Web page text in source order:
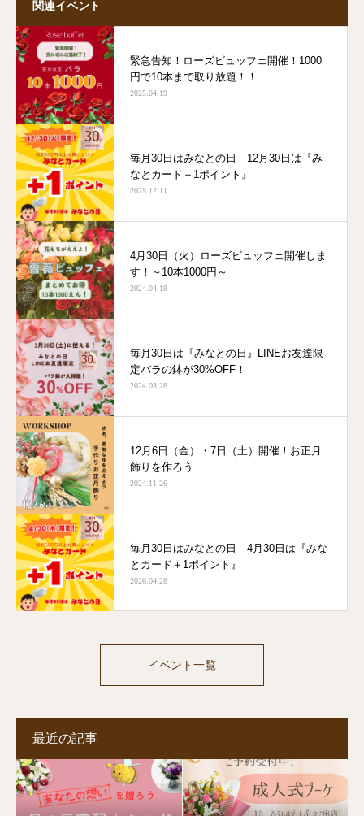
関連イベント
緊急告知！ローズビュッフェ開催！1000
円で10本まで取り放題！！
2025.04.19
毎月30日はみなとの日 12月30日は『み
なとカード＋1ポイント』
2025.12.11
4月30日（火）ローズビュッフェ開催しま
す！～10本1000円～
2024.04.18
毎月30日は『みなとの日』LINEお友達限
定バラの鉢が30%OFF！
2024.03.28
12月6日（金）・7日（土）開催！お正月
飾りを作ろう
2024.11.26
毎月30日はみなとの日 4月30日は『みな
とカード＋1ポイント』
2026.04.28
イベント一覧
最近の記事